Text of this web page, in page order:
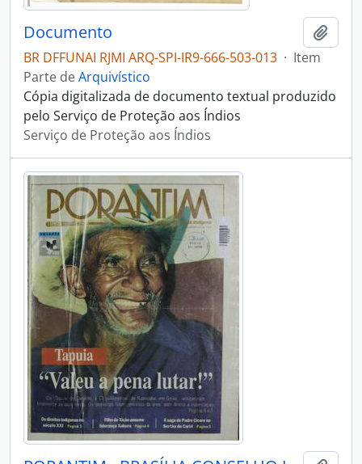
Documento
BR DFFUNAI RJMI ARQ-SPI-IR9-666-503-013 · Item
Parte deArquivístico
Cópia digitalizada de documento textual produzido
pelo Serviço de Proteção aos Índios
Serviço de Proteção aos Índios